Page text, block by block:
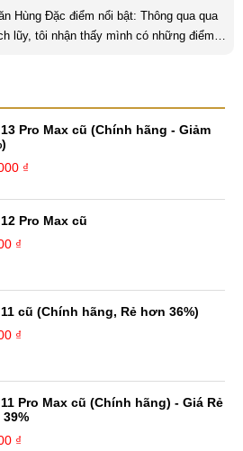
qua qua
lũy, tôi nhận thấy mình có những điểm
nhóm tốt. Yêu thích chạy bộ, nghe
Pro Max cũ (Chính hãng - Giảm
₫
Pro Max cũ
₫
cũ (Chính hãng, Rẻ hơn 36%)
₫
Pro Max cũ (Chính hãng) - Giá Rẻ
₫